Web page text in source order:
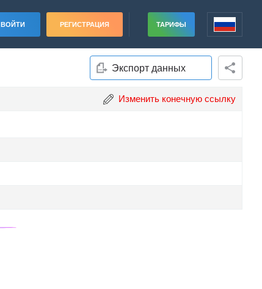
ВОЙТИ РЕГИСТРАЦИЯ ТАРИФЫ
Экспорт данных
Изменить конечную ссылку